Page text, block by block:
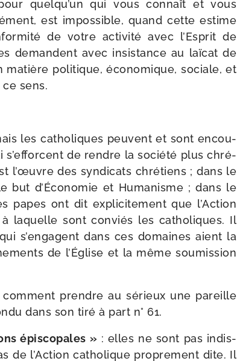
quelqu’un qui vous connaît et vous
est impos­sible, quand cette estime
de votre acti­vi­té avec l’Esprit de
demandent avec insis­tance au laï­cat de
matière poli­tique, éco­no­mique, sociale, et
sens.
les catho­liques peuvent et sont encou­
de rendre la socié­té plus chré­
l’œuvre des syn­di­cats chré­tiens ; dans le
but d’Économie et Humanisme ; dans le
papes ont dit expli­ci­te­ment que l’Action
laquelle sont conviés les catho­liques. Il
s’engagent dans ces domaines aient la
de l’Église et la même sou­mis­sion
com­ment prendre au sérieux une pareille
dans son tiré à part n° 61.
épis­co­pales » : elles ne sont pas indis­
de l’Action catho­lique pro­pre­ment dite. Il